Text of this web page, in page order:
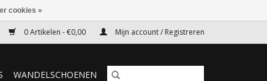
0 Artikelen - €0,00 Mijn account / Registreren
WANDELSCHOENEN
cookies »